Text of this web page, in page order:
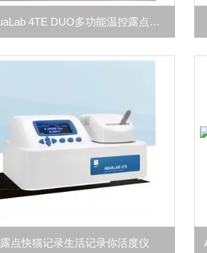
AquaLab 4TE DUO多功能温控露点快猫记录生活记录你活度仪
露点快猫记录生活记录你活度仪